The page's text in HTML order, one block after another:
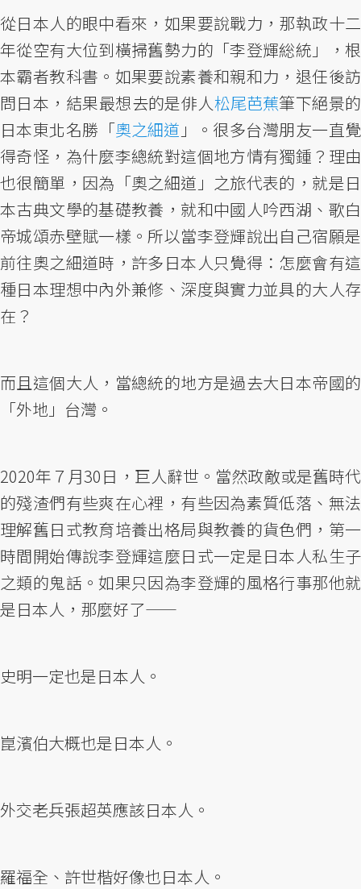
從日本人的眼中看來，如果要說戰力，那執政十二
年從空有大位到橫掃舊勢力的「李登輝総統」，根
本霸者教科書。如果要說素養和親和力，退任後訪
問日本，結果最想去的是俳人松尾芭蕉筆下絕景的
日本東北名勝「奧之細道 」。很多台灣朋友一直覺
得奇怪，為什麼李總統對這個地方情有獨鍾？理由
也很簡單，因為「奧之細道」之旅代表的，就是日
本古典文學的基礎教養，就和中國人吟西湖、歌白
帝城頌赤壁賦一樣。所以當李登輝說出自己宿願是
前往奧之細道時，許多日本人只覺得：怎麼會有這
種日本理想中內外兼修、深度與實力並具的大人存
在？
而且這個大人，當總統的地方是過去大日本帝國的
「外地」台灣。
2020年７月30日，巨人辭世。當然政敵或是舊時代
的殘渣們有些爽在心裡，有些因為素質低落、無法
理解舊日式教育培養出格局與教養的貨色們，第一
時間開始傳說李登輝這麼日式一定是日本人私生子
之類的鬼話。如果只因為李登輝的風格行事那他就
是日本人，那麼好了——
史明一定也是日本人。
崑濱伯大概也是日本人。
外交老兵張超英應該日本人。
羅福全、許世楷好像也日本人。